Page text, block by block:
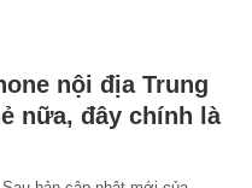
nội địa Trung
nữa, đây chính là